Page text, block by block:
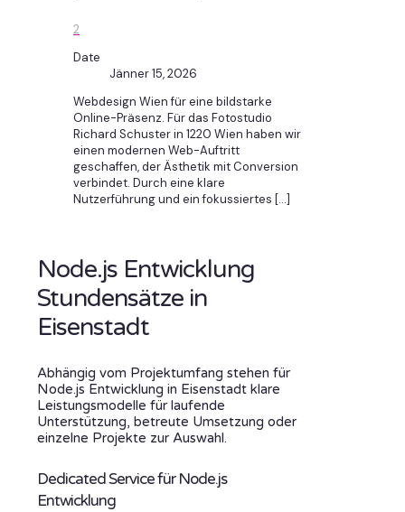
2
Date
Jänner 15, 2026
Webdesign Wien für eine bildstarke
Online-Präsenz. Für das Fotostudio
Richard Schuster in 1220 Wien haben wir
einen modernen Web-Auftritt
geschaffen, der Ästhetik mit Conversion
verbindet. Durch eine klare
Nutzerführung und ein fokussiertes […]
Node.js Entwicklung
Stundensätze in
Eisenstadt
Abhängig vom Projektumfang stehen für
Node.js Entwicklung in Eisenstadt klare
Leistungsmodelle für laufende
Unterstützung, betreute Umsetzung oder
einzelne Projekte zur Auswahl.
Dedicated Service für Node.js
Entwicklung